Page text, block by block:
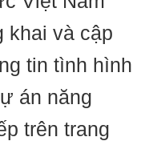
khai và cập
tin tình hình
án năng
trên trang